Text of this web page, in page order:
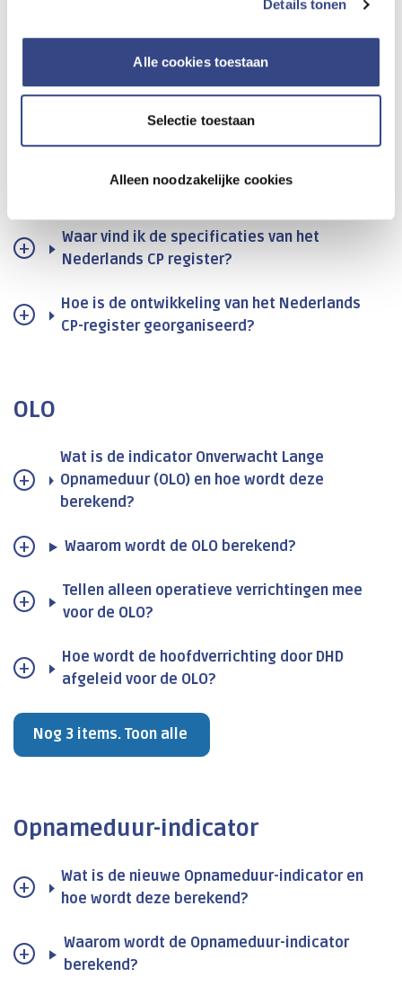
Details tonen
Alle cookies toestaan
Selectie toestaan
Alleen noodzakelijke cookies
Nederlands CP register
Hoe kan ik deelnemen aan
Kwaliteitsregistratie Nederlands CP
Waar vind ik de specificaties van het
Nederlands CP register?
Hoe is de ontwikkeling van het Nederlands
CP-register georganiseerd?
OLO
Wat is de indicator Onverwacht Lange
Opnameduur (OLO) en hoe wordt deze
berekend?
Waarom wordt de OLO berekend?
Tellen alleen operatieve verrichtingen mee
voor de OLO?
Hoe wordt de hoofdverrichting door DHD
afgeleid voor de OLO?
Nog 3 items. Toon alle
Opnameduur-indicator
Wat is de nieuwe Opnameduur-indicator en
hoe wordt deze berekend?
Waarom wordt de Opnameduur-indicator
berekend?